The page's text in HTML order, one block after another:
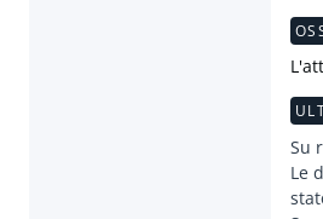
Su
Le